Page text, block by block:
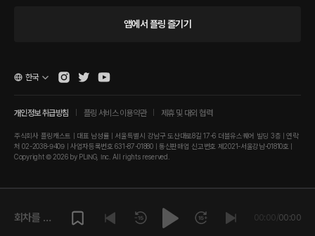
앱에서 플링 즐기기
개인정보 취급방침 플링 서비스 이용약관 제휴 및 대외 협력
주식회사 플링캐스트 | 대표 남성률 | 서울특별시 강남구 도산대로8길 17-6 더블유스퀘어 빌딩 3층 | 연락
처 02-2038-9409 | 사업자등록번호 631-87-01880 | 통신판매업 신고번호 제2021-서울강남-01810호 |
Copyright © 2026 by PLING, Inc. All rights reserved.
한국
회차를 재
00:00/00:00